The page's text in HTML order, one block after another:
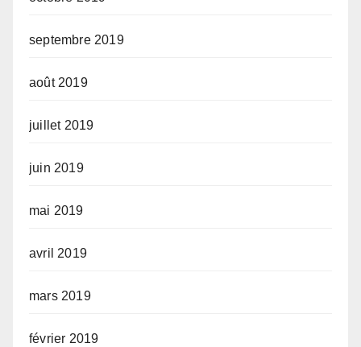
septembre 2019
août 2019
juillet 2019
juin 2019
mai 2019
avril 2019
mars 2019
février 2019